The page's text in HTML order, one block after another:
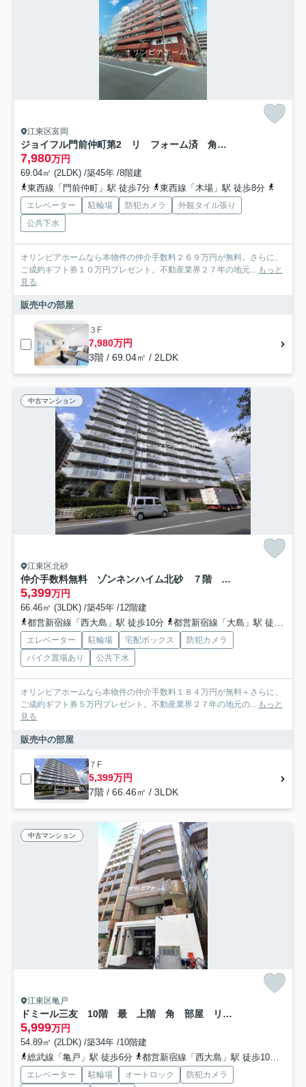
江東区富岡
ジョイフル門前仲町第2 リ フォーム済 角 部屋
7,980万円
69.04㎡ (2LDK) /築45年 /8階建
東西線「門前仲町」駅 徒歩7分
東西線「木場」駅 徒歩8分
エレベーター 駐輪場 防犯カメラ
外観タイル張り
公共下水
オリンピアホームなら本物件の仲介手数料２６９万円が無料。さらに、
ご成約ギフト券１０万円プレゼント。不動産業界２７年の地元... もっと
見る
販売中の部屋
３F
7,980万円
3階 / 69.04㎡ / 2LDK
中古マンション
江東区北砂
仲介手数料無料 ゾンネンハイム北砂 ７階 新規リノベーション
5,399万円
66.46㎡ (3LDK) /築45年 /12階建
都営新宿線「西大島」駅 徒歩10分
都営新宿線「大島」駅 徒歩17分
エレベーター 駐輪場 宅配ボックス
防犯カメラ
バイク置場あり
公共下水
オリンピアホームなら本物件の仲介手数料１８４万円が無料＋さらに、
ご成約ギフト券５万円プレゼント。不動産業界２７年の地元の... もっと
見る
販売中の部屋
７F
5,399万円
7階 / 66.46㎡ / 3LDK
中古マンション
江東区亀戸
ドミール三友 10階 最 上階 角 部屋 リ フォーム済
5,999万円
54.89㎡ (2LDK) /築34年 /10階建
総武線「亀戸」駅 徒歩6分
都営新宿線「西大島」駅 徒歩10分
エレベーター 駐輪場 オートロック
防犯カメラ